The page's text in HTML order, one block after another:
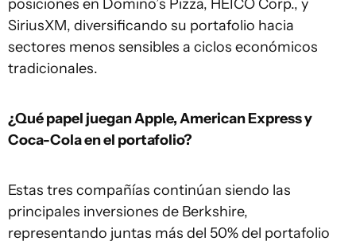
posiciones en Domino’s Pizza, HEICO Corp., y
SiriusXM, diversificando su portafolio hacia
sectores menos sensibles a ciclos económicos
tradicionales.
¿Qué papel juegan Apple, American Express y
Coca-Cola en el portafolio?
Estas tres compañías continúan siendo las
principales inversiones de Berkshire,
representando juntas más del 50% del portafolio